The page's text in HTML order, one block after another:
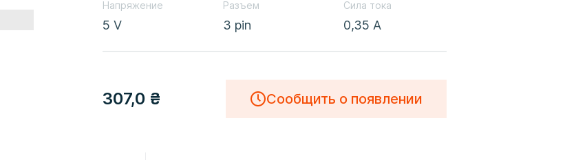
Напряжение
5 V
Разъем
3 pin
Сила тока
0,35 А
307,0 ₴ Сообщить о появлении